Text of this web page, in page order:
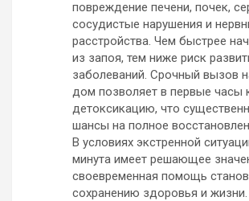
повреждение печени, почек,
сосудистые нарушения и
расстройства. Чем быстрее
из запоя, тем ниже риск
заболеваний. Срочный вызов
дом позволяет в первые часы
детоксикацию, что
шансы на полное
В условиях экстренной
минута имеет решающее
своевременная помощь
сохранению здоровья и жизни.